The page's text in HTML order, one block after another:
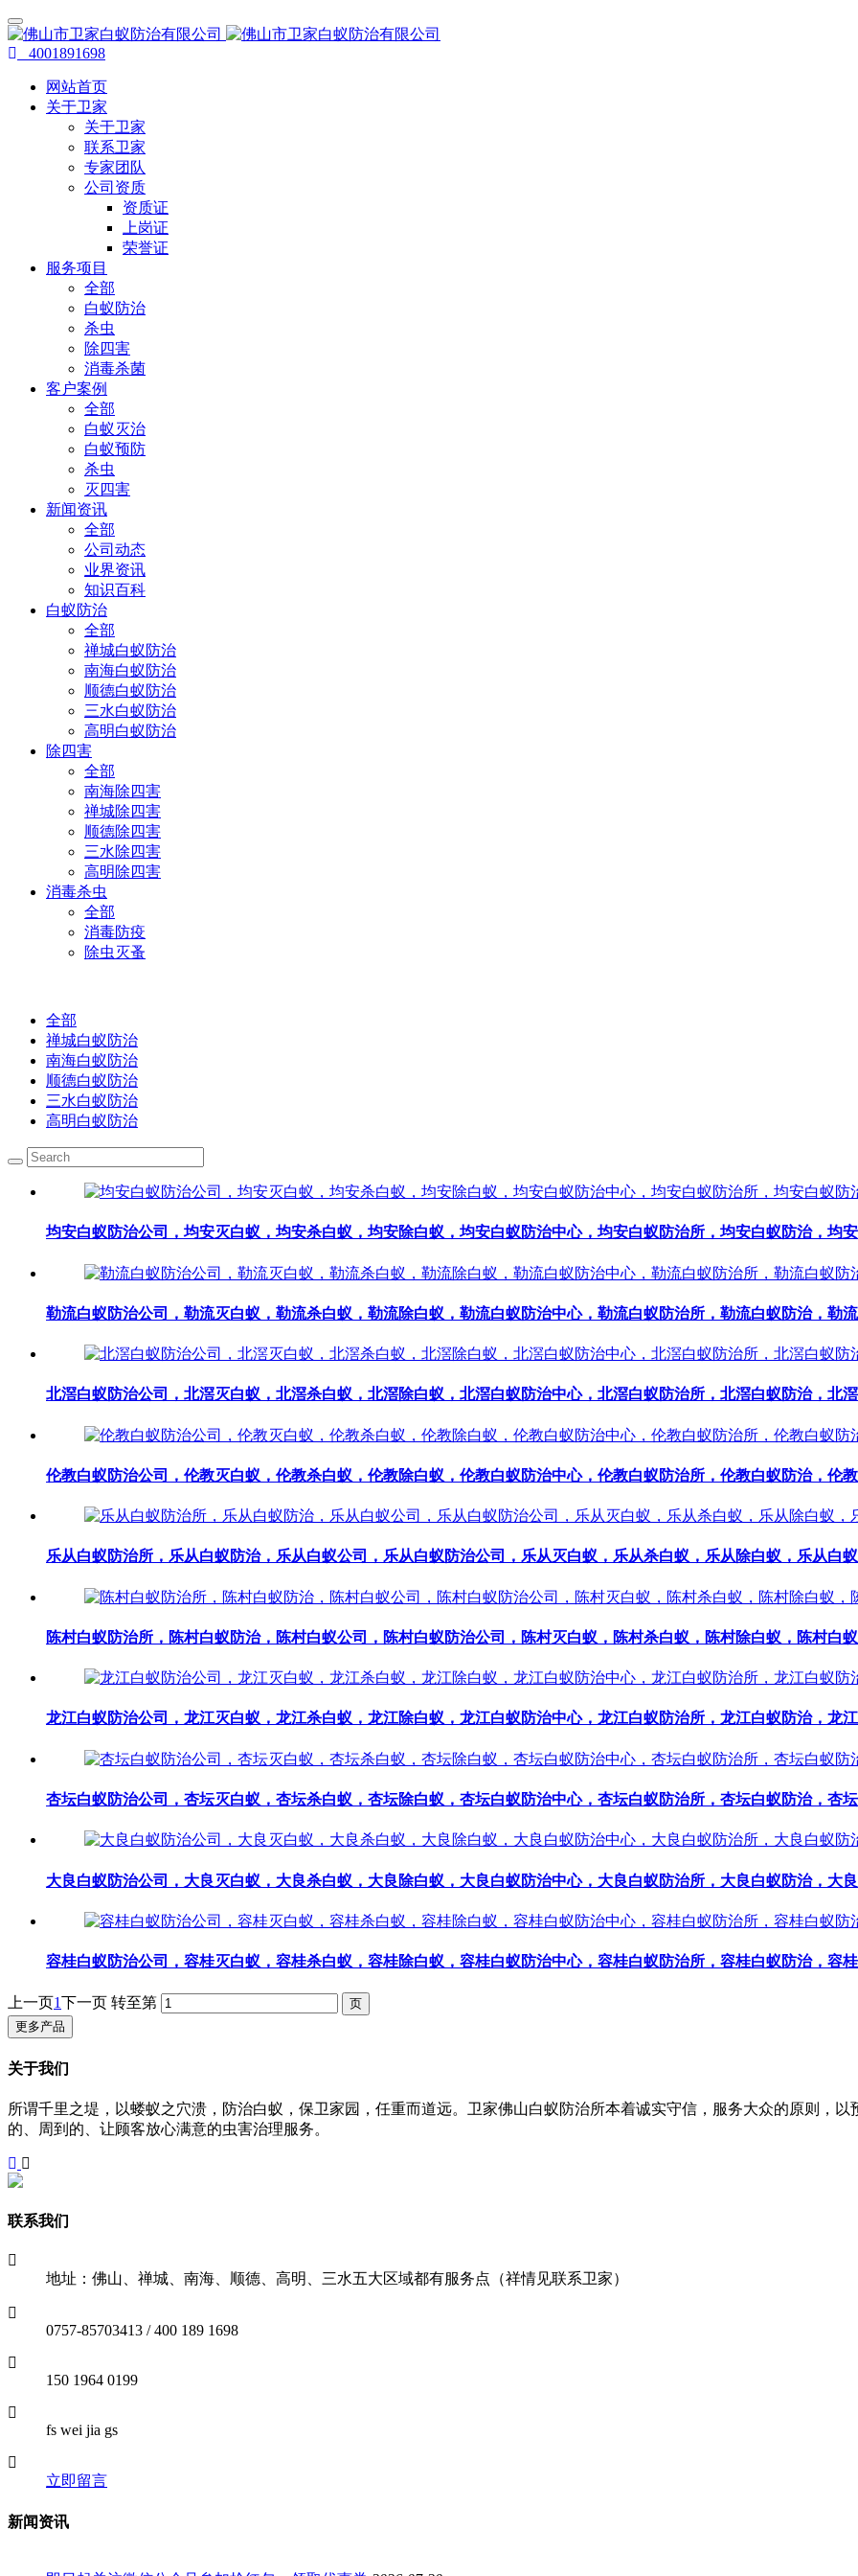
4001891698
网站首页
关于卫家
关于卫家
联系卫家
专家团队
公司资质
资质证
上岗证
荣誉证
服务项目
全部
白蚁防治
杀虫
除四害
消毒杀菌
客户案例
全部
白蚁灭治
白蚁预防
杀虫
灭四害
新闻资讯
全部
公司动态
业界资讯
知识百科
白蚁防治
全部
禅城白蚁防治
南海白蚁防治
顺德白蚁防治
三水白蚁防治
高明白蚁防治
除四害
全部
南海除四害
禅城除四害
顺德除四害
三水除四害
高明除四害
消毒杀虫
全部
消毒防疫
除虫灭蚤
全部
禅城白蚁防治
南海白蚁防治
顺德白蚁防治
三水白蚁防治
高明白蚁防治
均安白蚁防治公司，均安灭白蚁，均安杀白蚁，均安除白蚁，均安白蚁防治中心，均安白蚁防治所，均安白蚁防治，均
勒流白蚁防治公司，勒流灭白蚁，勒流杀白蚁，勒流除白蚁，勒流白蚁防治中心，勒流白蚁防治所，勒流白蚁防治，勒
北滘白蚁防治公司，北滘灭白蚁，北滘杀白蚁，北滘除白蚁，北滘白蚁防治中心，北滘白蚁防治所，北滘白蚁防治，北
伦教白蚁防治公司，伦教灭白蚁，伦教杀白蚁，伦教除白蚁，伦教白蚁防治中心，伦教白蚁防治所，伦教白蚁防治，伦
乐从白蚁防治所，乐从白蚁防治，乐从白蚁公司，乐从白蚁防治公司，乐从灭白蚁，乐从杀白蚁，乐从除白蚁，乐从白
陈村白蚁防治所，陈村白蚁防治，陈村白蚁公司，陈村白蚁防治公司，陈村灭白蚁，陈村杀白蚁，陈村除白蚁，陈村白
龙江白蚁防治公司，龙江灭白蚁，龙江杀白蚁，龙江除白蚁，龙江白蚁防治中心，龙江白蚁防治所，龙江白蚁防治，龙
杏坛白蚁防治公司，杏坛灭白蚁，杏坛杀白蚁，杏坛除白蚁，杏坛白蚁防治中心，杏坛白蚁防治所，杏坛白蚁防治，杏
大良白蚁防治公司，大良灭白蚁，大良杀白蚁，大良除白蚁，大良白蚁防治中心，大良白蚁防治所，大良白蚁防治，大
容桂白蚁防治公司，容桂灭白蚁，容桂杀白蚁，容桂除白蚁，容桂白蚁防治中心，容桂白蚁防治所，容桂白蚁防治，容
上一页1下一页 转至第
更多产品
关于我们
所谓千里之堤，以蝼蚁之穴溃，防治白蚁，保卫家园，任重而道远。卫家佛山白蚁防治所本着诚实守信，服务大众的原则，
的、周到的、让顾客放心满意的虫害治理服务。
联系我们
地址：佛山、禅城、南海、顺德、高明、三水五大区域都有服务点（祥情见联系卫家）
0757-85703413 / 400 189 1698
150 1964 0199
fs wei jia gs
立即留言
新闻资讯